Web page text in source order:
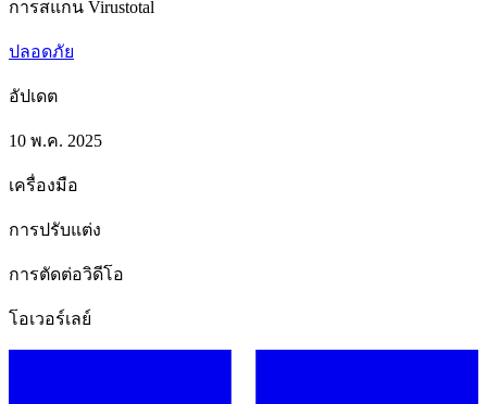
การสแกน Virustotal
ปลอดภัย
อัปเดต
10 พ.ค. 2025
เครื่องมือ
การปรับแต่ง
การตัดต่อวิดีโอ
โอเวอร์เลย์